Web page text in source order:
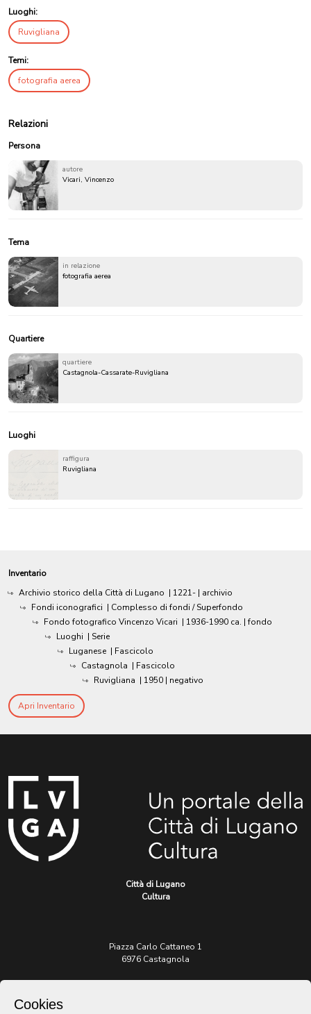
Luoghi:
Ruvigliana
Temi:
fotografia aerea
Relazioni
Persona
autore
Vicari, Vincenzo
Tema
in relazione
fotografia aerea
Quartiere
quartiere
Castagnola-Cassarate-Ruvigliana
Luoghi
raffigura
Ruvigliana
Inventario
Archivio storico della Città di Lugano | 1221- | archivio
Fondi iconografici | Complesso di fondi / Superfondo
Fondo fotografico Vincenzo Vicari | 1936-1990 ca. | fondo
Luoghi | Serie
Luganese | Fascicolo
Castagnola | Fascicolo
Ruvigliana | 1950 | negativo
Apri Inventario
Città di Lugano
Cultura
Piazza Carlo Cattaneo 1
6976 Castagnola
Cookies